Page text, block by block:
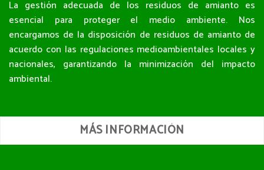
La gestión adecuada de los residuos de amianto es
esencial para proteger el medio ambiente. Nos
encargamos de la disposición de residuos de amianto de
acuerdo con las regulaciones medioambientales locales y
nacionales, garantizando la minimización del impacto
ambiental.
MÁS INFORMACIÓN